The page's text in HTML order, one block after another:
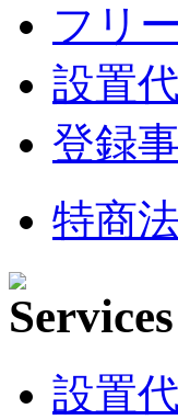
フリ
設置
登録
特商
設置